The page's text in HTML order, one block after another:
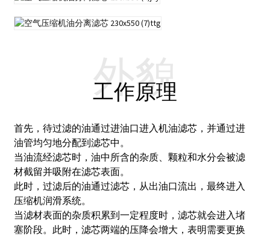
工作原理
外貌
首先，待过滤的油通过进油口进入机油滤芯，并通过进
油管均匀地分配到滤芯中。
当油流经滤芯时，油中所含的杂质、颗粒和水分会被滤
材截留并吸附在滤芯表面。
此时，过滤后的油通过滤芯，从出油口流出，最终进入
压缩机润滑系统。
当滤材表面的杂质积累到一定程度时，滤芯就会进入堵
塞阶段。此时，滤芯两端的压降会增大，表明需要更换